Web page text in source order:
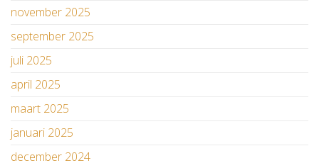
november 2025
september 2025
juli 2025
april 2025
maart 2025
januari 2025
december 2024